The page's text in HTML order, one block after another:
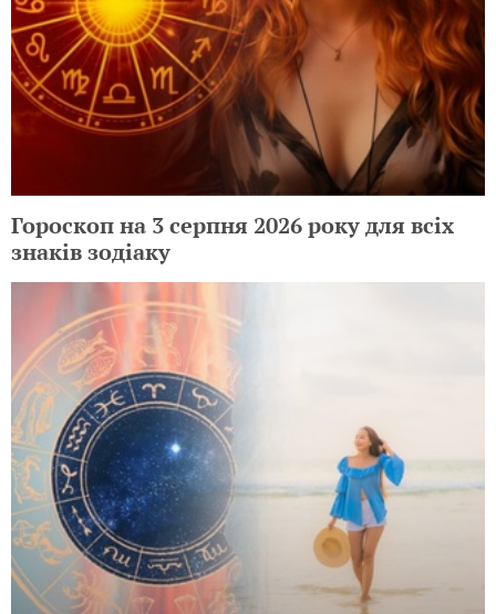
Преимущества дистанционного
обучения: стоит ли выбирать этот
формат для вашего ребенка
Гороскоп на 3 серпня 2026 року для всіх